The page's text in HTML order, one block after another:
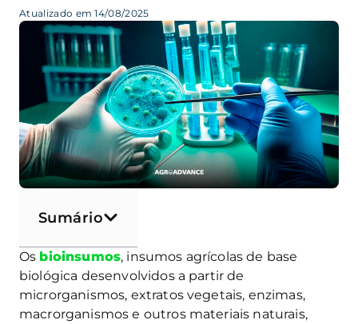
Atualizado em 14/08/2025
Sumário
Os bioinsumos, insumos agrícolas de base
biológica desenvolvidos a partir de
microrganismos, extratos vegetais, enzimas,
macrorganismos e outros materiais naturais,